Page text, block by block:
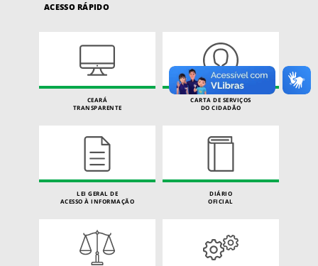
ACESSO RÁPIDO
CEARÁ
TRANSPARENTE
CARTA DE SERVIÇOS
DO CIDADÃO
LEI GERAL DE
ACESSO À INFORMAÇÃO
DIÁRIO
OFICIAL